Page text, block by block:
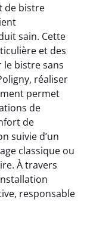
de bistre
sain. Cette
et des
bistre sans
réaliser
permet
de
de
suivie d’un
classique ou
À travers
responsable